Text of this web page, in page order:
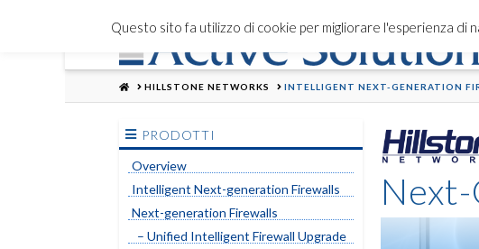
HOMEHILLSTONE NETWORKS INTELLIGENT NEXT-GENERATION
PRODOTTI
Overview
Intelligent Next-generation Firewalls
Next-generation Firewalls
– Unified Intelligent Firewall Upgrade
Questo sito fa utilizzo di cookie per migliorare l'esperienza di